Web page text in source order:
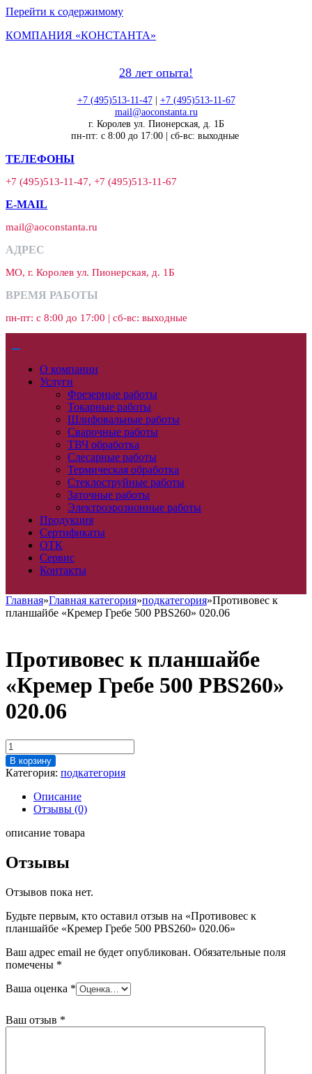
Перейти к содержимому
КОМПАНИЯ «КОНСТАНТА»
28 лет опыта!
+7 (495)513-11-47| +7 (495)513-11-67
mail@aoconstanta.ru
г. Королев ул. Пионерская, д. 1Б
пн-пт: с 8:00 до 17:00 | сб-вс: выходные
ТЕЛЕФОНЫ
+7 (495)513-11-47, +7 (495)513-11-67
E-MAIL
mail@aoconstanta.ru
АДРЕС
МО, г. Королев ул. Пионерская, д. 1Б
ВРЕМЯ РАБОТЫ
пн-пт: с 8:00 до 17:00 | сб-вс: выходные
О компании
Услуги
Фрезерные работы
Токарные работы
Шлифовальные работы
Сварочные работы
ТВЧ обработка
Слесарные работы
Термическая обработка
Стеклоструйные работы
Заточные работы
Электроэрозионные работы
Продукция
Сертификаты
ОТК
Сервис
Контакты
Главная»Главная категория»подкатегория»Противовес к
планшайбе «Кремер Гребе 500 PBS260» 020.06
Противовес к планшайбе
«Кремер Гребе 500 PBS260»
020.06
Количество
товара
Противовес
планшайбе
"Кремер
500
020.06
В корзину
Категория: подкатегория
Описание
Отзывы (0)
описание товара
Отзывы
Отзывов пока нет.
Будьте первым, кто оставил отзыв на «Противовес к
планшайбе «Кремер Гребе 500 PBS260» 020.06»
Ваш адрес email не будет опубликован. Обязательные поля
помечены *
Ваша оценка *
Ваш отзыв *